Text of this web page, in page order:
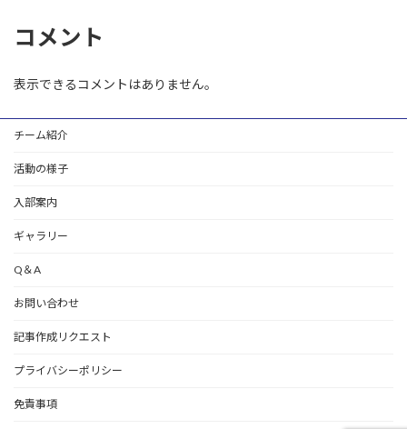
コメント
表示できるコメントはありません。
チーム紹介
活動の様子
入部案内
ギャラリー
Q＆A
お問い合わせ
記事作成リクエスト
プライバシーポリシー
免責事項